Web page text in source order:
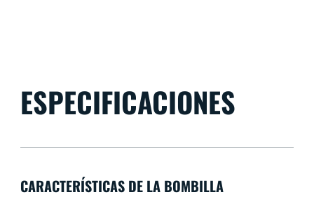
ESPECIFICACIONES
CARACTERÍSTICAS DE LA BOMBILLA